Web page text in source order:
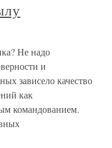
Не надо
и
зависело качество
как
командованием.